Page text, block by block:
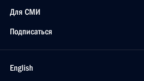
Для СМИ
Подписаться
English